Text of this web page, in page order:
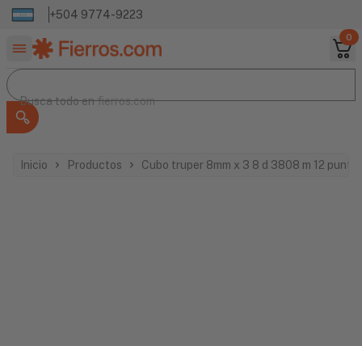
+504 9774-9223
0
Buscar productos
Busca todo en
Busca todo enfierros.com
Inicio Productos Cubo truper 8mm x 3 8 d 3808 m 12